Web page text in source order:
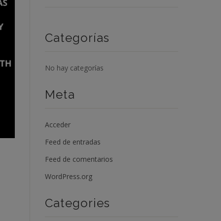
Categorías
No hay categorías
Meta
Acceder
Feed de entradas
Feed de comentarios
WordPress.org
Categories